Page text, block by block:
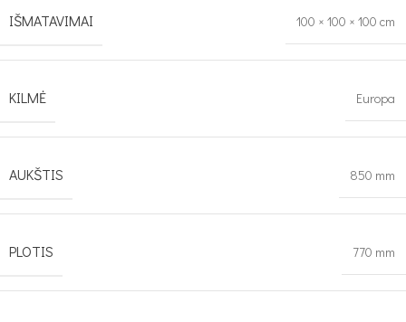
IŠMATAVIMAI
100 × 100 × 100 cm
KILMĖ Europa
AUKŠTIS 850 mm
PLOTIS 770 mm